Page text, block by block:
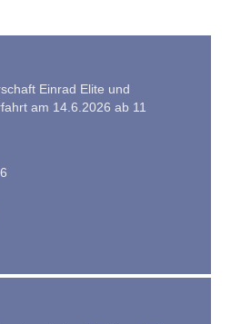
Einrad Elite und
am 14.6.2026 ab 11